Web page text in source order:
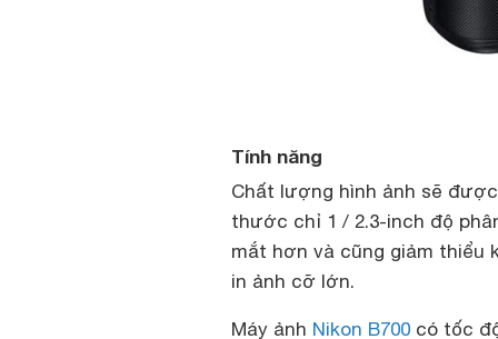
Tính năng
Chất lượng hình ảnh sẽ
thước chỉ 1 / 2.3-inch độ
mắt hơn và cũng giảm thiểu
in ảnh cỡ lớn.
Máy ảnh Nikon B700 có tốc